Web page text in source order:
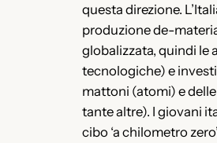
questa direzione.
produzione de-
globalizzata, quindi le
tecnologiche) e
mattoni (atomi) e
tante altre). I giovani
cibo ‘a chilometro